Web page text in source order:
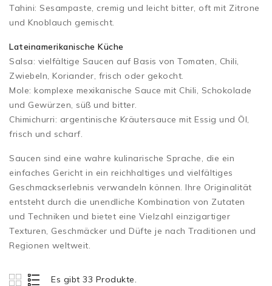
Tahini: Sesampaste, cremig und leicht bitter, oft mit Zitrone
und Knoblauch gemischt.
Lateinamerikanische Küche
Salsa: vielfältige Saucen auf Basis von Tomaten, Chili,
Zwiebeln, Koriander, frisch oder gekocht.
Mole: komplexe mexikanische Sauce mit Chili, Schokolade
und Gewürzen, süß und bitter.
Chimichurri: argentinische Kräutersauce mit Essig und Öl,
frisch und scharf.
Saucen sind eine wahre kulinarische Sprache, die ein
einfaches Gericht in ein reichhaltiges und vielfältiges
Geschmackserlebnis verwandeln können. Ihre Originalität
entsteht durch die unendliche Kombination von Zutaten
und Techniken und bietet eine Vielzahl einzigartiger
Texturen, Geschmäcker und Düfte je nach Traditionen und
Regionen weltweit.
Es gibt 33 Produkte.